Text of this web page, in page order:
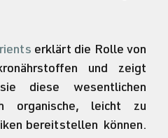
erklärt die Rolle von
und zeigt
diese wesentlichen
organische, leicht zu
bereitstellen  können.